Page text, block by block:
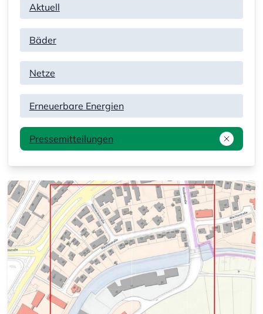
Aktuell
Bäder
Netze
Erneuerbare Energien
Pressemitteilungen